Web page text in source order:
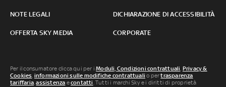
NOTE LEGALI DICHIARAZIONE DI ACCESSIBILITÀ
OFFERTA SKY MEDIA CORPORATE
Per il consumatore clicca qui per iModuli, Condizioni contrattuali Privacy &
Cookies informazioni sulle modifiche contrattuali o pertrasparenza
tariffaria ,assistenza econtatti . Tutti i marchi Sky e i diritti di proprietà